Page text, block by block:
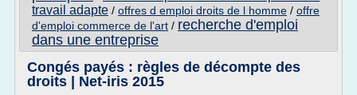
travail adapte / offres d emploi droits de l homme / offre
d'emploi commerce de l'art / recherche d'emploi
dans une entreprise
Congés payés : règles de décompte des
droits | Net-iris 2015